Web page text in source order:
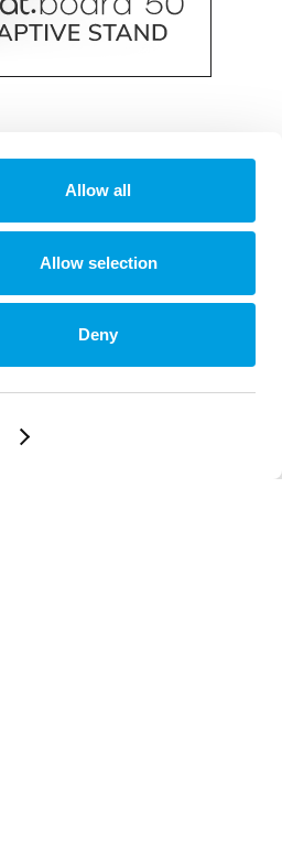
Allow all
Allow selection
Deny